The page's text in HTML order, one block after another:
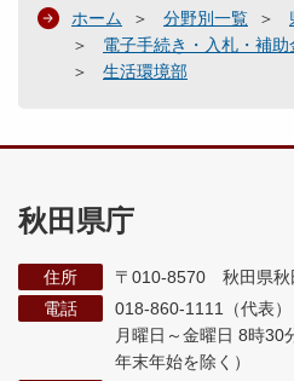
ホーム 分野別一覧
電子手続き・入札・補助
生活環境部
秋田県庁
住所
〒010-8570 秋田県秋
電話
018-860-1111（代表）
月曜日～金曜日 8時30
年末年始を除く）